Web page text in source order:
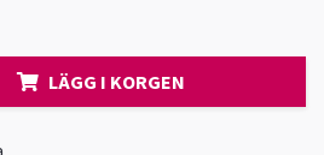
LÄGG I KORGEN